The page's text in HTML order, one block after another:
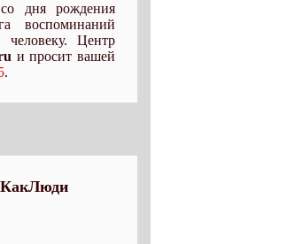
дня рождения
воспоминаний
Центр
и просит вашей
.